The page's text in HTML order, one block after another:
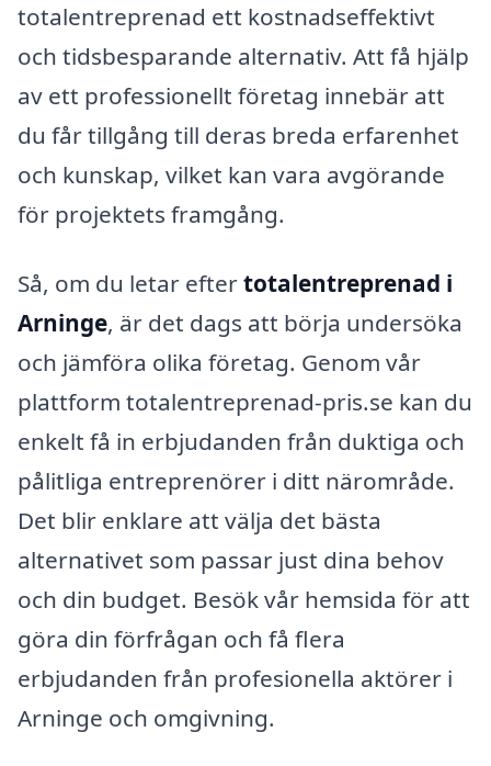
totalentreprenad ett kostnadseffektivt
och tidsbesparande alternativ. Att få hjälp
av ett professionellt företag innebär att
du får tillgång till deras breda erfarenhet
och kunskap, vilket kan vara avgörande
för projektets framgång.
Så, om du letar eftertotalentreprenad i
Arninge, är det dags att börja undersöka
och jämföra olika företag. Genom vår
plattform totalentreprenad-pris.se kan du
enkelt få in erbjudanden från duktiga och
pålitliga entreprenörer i ditt närområde.
Det blir enklare att välja det bästa
alternativet som passar just dina behov
och din budget. Besök vår hemsida för att
göra din förfrågan och få flera
erbjudanden från profesionella aktörer i
Arninge och omgivning.